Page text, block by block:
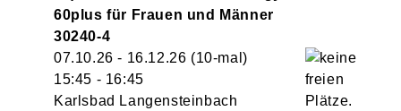
60plus für Frauen und Männer
30240-4
07.10.26 - 16.12.26 (10-mal)
15:45 - 16:45
Karlsbad Langensteinbach